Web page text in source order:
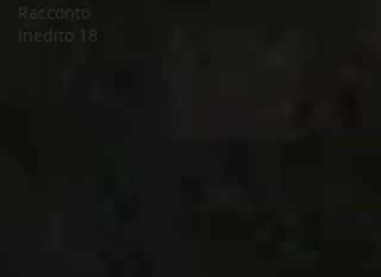
Racconto
Inedito 18